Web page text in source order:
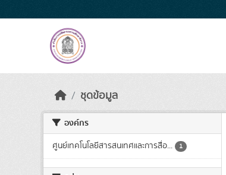
ชุดข้อมูล
องค์กร
ศูนย์เทคโนโลยีสารสนเทศและการสื่อ... 1